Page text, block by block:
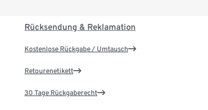
Rücksendung & Reklamation
Kostenlose Rückgabe / Umtausch
Retourenetikett
30 Tage Rückgaberecht